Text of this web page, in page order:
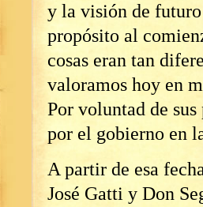
y la visión de
propósito al
cosas eran tan
valoramos hoy en
Por voluntad de
por el gobierno en
A partir de esa
José Gatti y Don